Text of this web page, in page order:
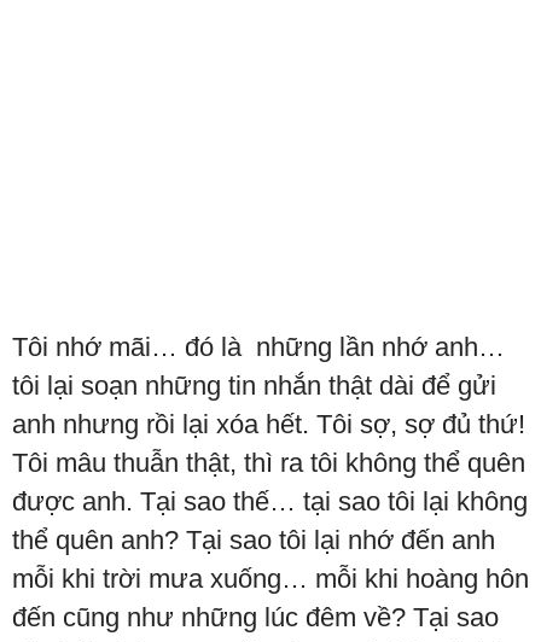
Tôi nhớ mãi… đó là những lần nhớ anh…
tôi lại soạn những tin nhắn thật dài để gửi
anh nhưng rồi lại xóa hết. Tôi sợ, sợ đủ thứ!
Tôi mâu thuẫn thật, thì ra tôi không thể quên
được anh. Tại sao thế… tại sao tôi lại không
thể quên anh? Tại sao tôi lại nhớ đến anh
mỗi khi trời mưa xuống… mỗi khi hoàng hôn
đến cũng như những lúc đêm về? Tại sao